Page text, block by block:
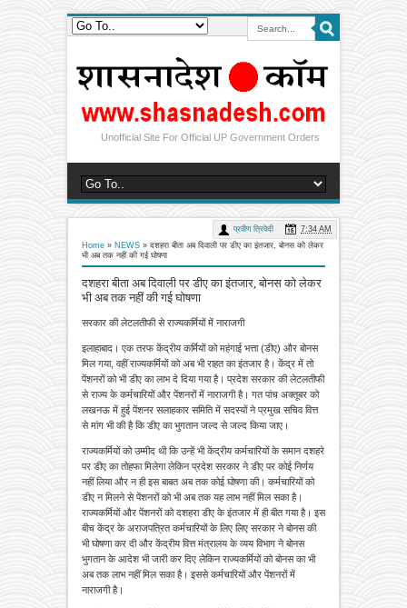
Unofficial Site For Official UP Government Orders
Home » NEWS » दशहरा बीता अब दिवाली पर डीए का इंतजार, बोनस को लेकर
भी अब तक नहीं की गई घोषणा
दशहरा बीता अब दिवाली पर डीए का इंतजार, बोनस को लेकर
भी अब तक नहीं की गई घोषणा
प्रवीण त्रिवेदी 7:34 AM
सरकार की लेटलतीफी से राज्यकर्मियों में नाराजगी
इलाहाबाद। एक तरफ केंद्रीय कर्मियों को महंगाई भत्ता (डीए) और बोनस
मिल गया, वहीं राज्यकर्मियों को अब भी राहत का इंतजार है। केंद्र में तो
पेंशनरों को भी डीए का लाभ दे दिया गया है। प्रदेश सरकार की लेटलतीफी
से राज्य के कर्मचारियों और पेंशनरों में नाराजगी है। गत पांच अक्तूबर को
लखनऊ में हुई पेंशनर सलाहकार समिति में सदस्यों ने प्रमुख सचिव वित्त
से मांग भी की है कि डीए का भुगतान जल्द से जल्द किया जाए।
राज्यकर्मियों को उम्मीद थी कि उन्हें भी केंद्रीय कर्मचारियों के समान दशहरे
पर डीए का तोहफा मिलेगा लेकिन प्रदेश सरकार ने डीए पर कोई निर्णय
नहीं लिया और न ही इस बाबत अब तक कोई घोषणा की। कर्मचारियों को
डीए न मिलने से पेंशनरों को भी अब तक यह लाभ नहीं मिल सका है।
राज्यकर्मियों और पेंशनरों को दशहरा डीए के इंतजार में ही बीत गया है। इस
बीच केंद्र के अराजपत्रित कर्मचारियों के लिए लिए सरकार ने बोनस की
भी घोषणा कर दी और केंद्रीय वित्त मंत्रालय के व्यय विभाग ने बोनस
भुगतान के आदेश भी जारी कर दिए लेकिन राज्यकर्मियों को बोनस का भी
अब तक लाभ नहीं मिल सका है। इससे कर्मचारियों और पेंशनरों में
नाराजगी है।